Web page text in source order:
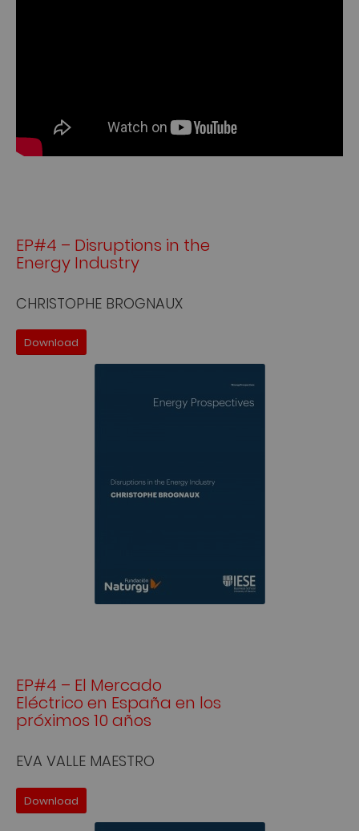
EP#4 – Disruptions in the
Energy Industry
CHRISTOPHE BROGNAUX
Download
EP#4 – El Mercado
Eléctrico en España en los
próximos 10 años
EVA VALLE MAESTRO
Download